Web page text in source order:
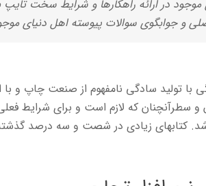
در ارائه راهکارها و شرایط سخت تایپ
و جوابگوی سوالات پیوسته اهل دنیای
با تولید سادگی نامفهوم از صنعت چاپ و
و سطرآنچنان که لازم است و برای شرایط
کتابهای زیادی در شصت و سه درصد